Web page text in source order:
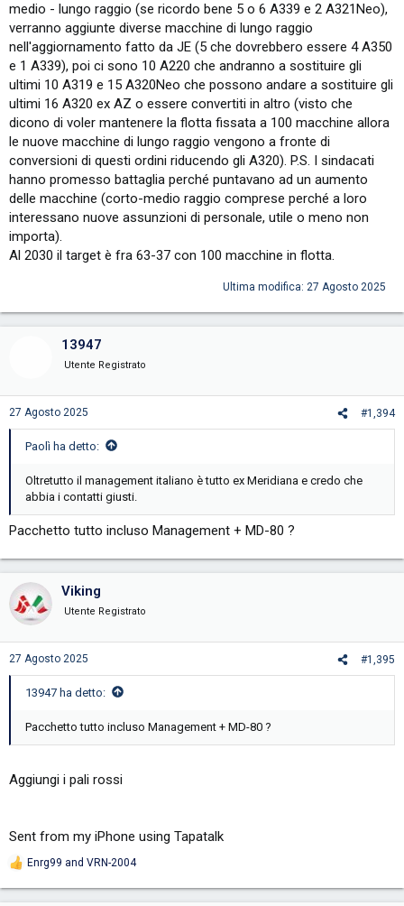
medio - lungo raggio (se ricordo bene 5 o 6 A339 e 2 A321Neo),
verranno aggiunte diverse macchine di lungo raggio
nell'aggiornamento fatto da JE (5 che dovrebbero essere 4 A350
e 1 A339), poi ci sono 10 A220 che andranno a sostituire gli
ultimi 10 A319 e 15 A320Neo che possono andare a sostituire gli
ultimi 16 A320 ex AZ o essere convertiti in altro (visto che
dicono di voler mantenere la flotta fissata a 100 macchine allora
le nuove macchine di lungo raggio vengono a fronte di
conversioni di questi ordini riducendo gli A320). P.S. I sindacati
hanno promesso battaglia perché puntavano ad un aumento
delle macchine (corto-medio raggio comprese perché a loro
interessano nuove assunzioni di personale, utile o meno non
importa).
Al 2030 il target è fra 63-37 con 100 macchine in flotta.
Ultima modifica: 27 Agosto 2025
13947
Utente Registrato
27 Agosto 2025 #1,394
Paolì ha detto:
Oltretutto il management italiano è tutto ex Meridiana e credo che
abbia i contatti giusti.
Pacchetto tutto incluso Management + MD-80 ?
Viking
Utente Registrato
27 Agosto 2025 #1,395
13947 ha detto:
Pacchetto tutto incluso Management + MD-80 ?
Aggiungi i pali rossi
Sent from my iPhone using Tapatalk
R
Enrg99 and VRN-2004